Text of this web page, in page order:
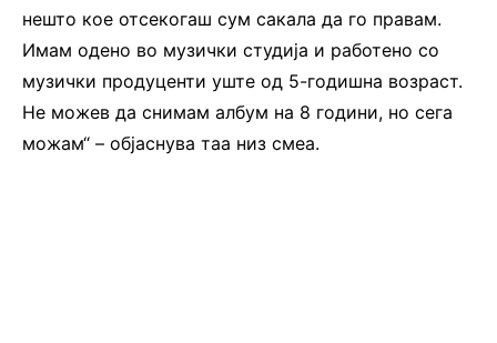
нешто кое отсекогаш сум сакала да го правам.
Имам одено во музички студиjа и работено со
музички продуценти уште од 5-годишна возраст.
Не можев да снимам албум на 8 години, но сега
можам“ – објаснува таа низ смеа.